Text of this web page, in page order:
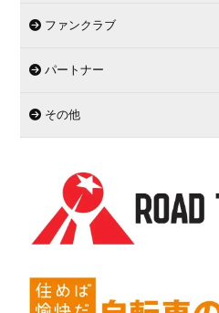
ファンクラブ
パートナー
その他